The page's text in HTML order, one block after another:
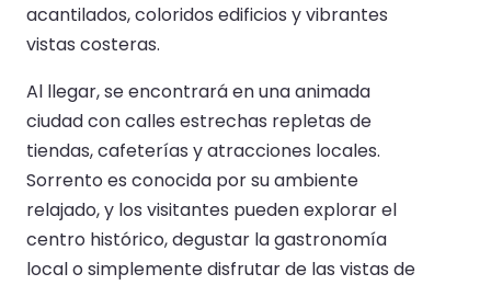
acantilados, coloridos edificios y vibrantes
vistas costeras.
Al llegar, se encontrará en una animada
ciudad con calles estrechas repletas de
tiendas, cafeterías y atracciones locales.
Sorrento es conocida por su ambiente
relajado, y los visitantes pueden explorar el
centro histórico, degustar la gastronomía
local o simplemente disfrutar de las vistas de